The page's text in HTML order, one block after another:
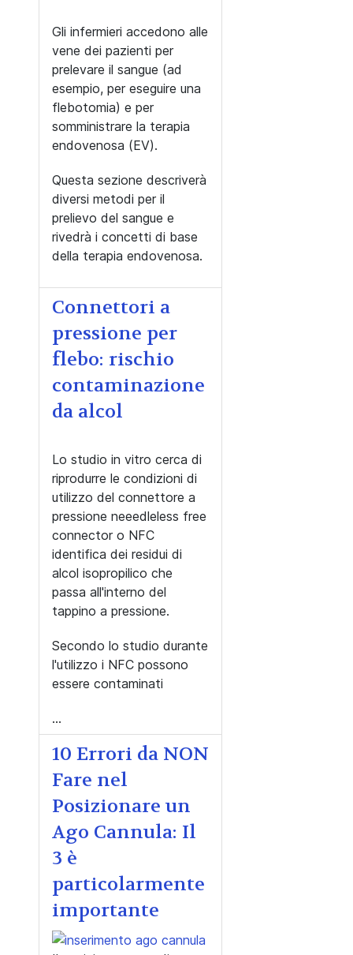
Gli infermieri accedono alle
vene dei pazienti per
prelevare il sangue (ad
esempio, per eseguire una
flebotomia) e per
somministrare la terapia
endovenosa (EV).
Questa sezione descriverà
diversi metodi per il
prelievo del sangue e
rivedrà i concetti di base
della terapia endovenosa.
Connettori a
pressione per
flebo: rischio
contaminazione
da alcol
Lo studio in vitro cerca di
riprodurre le condizioni di
utilizzo del connettore a
pressione neeedleless free
connector o NFC
identifica dei residui di
alcol isopropilico che
passa all'interno del
tappino a pressione.
Secondo lo studio durante
l'utilizzo i NFC possono
essere contaminati
...
10 Errori da NON
Fare nel
Posizionare un
Ago Cannula: Il
3 è
particolarmente
importante